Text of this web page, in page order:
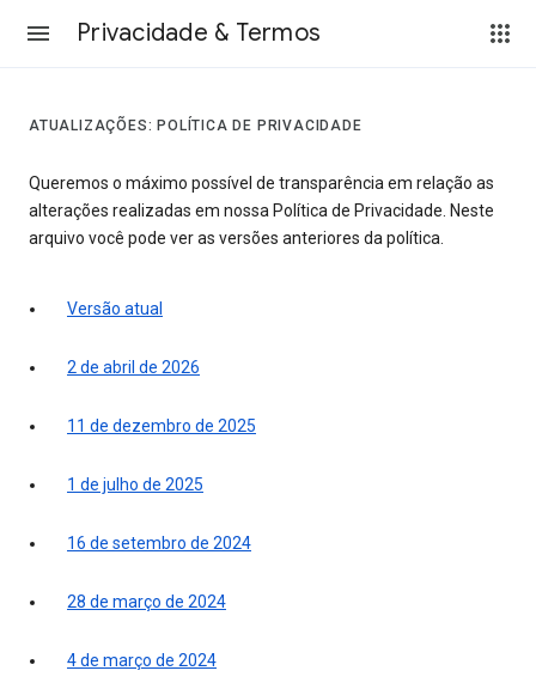
Privacidade & Termos
ATUALIZAÇÕES: POLÍTICA DE PRIVACIDADE
Queremos o máximo possível de transparência em relação as
alterações realizadas em nossa Política de Privacidade. Neste
arquivo você pode ver as versões anteriores da política.
Versão atual
2 de abril de 2026
11 de dezembro de 2025
1 de julho de 2025
16 de setembro de 2024
28 de março de 2024
4 de março de 2024